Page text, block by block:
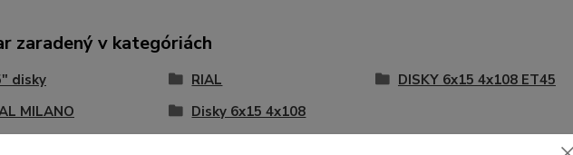
zaradený v kategóriách
disky RIAL DISKY 6x15 4x108 ET45
MILANO
Disky 6x15 4x108